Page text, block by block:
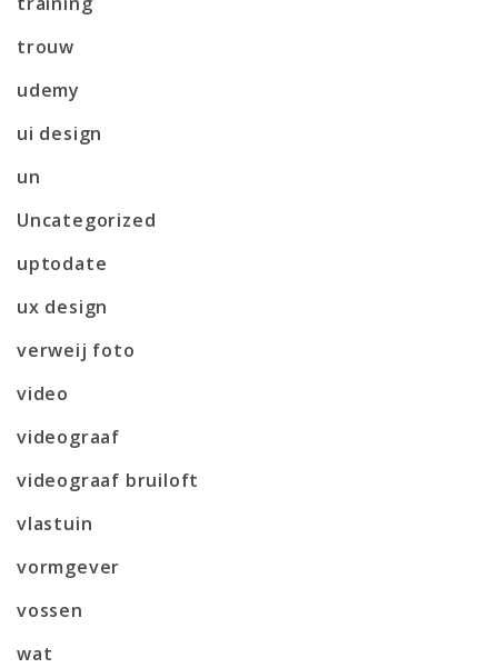
trouw
udemy
ui design
un
Uncategorized
uptodate
ux design
verweij foto
video
videograaf
videograaf bruiloft
vlastuin
vormgever
vossen
wat